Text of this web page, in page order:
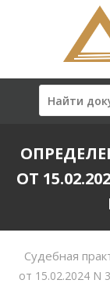
ОТ
Судебная
от 15.02.2024 N